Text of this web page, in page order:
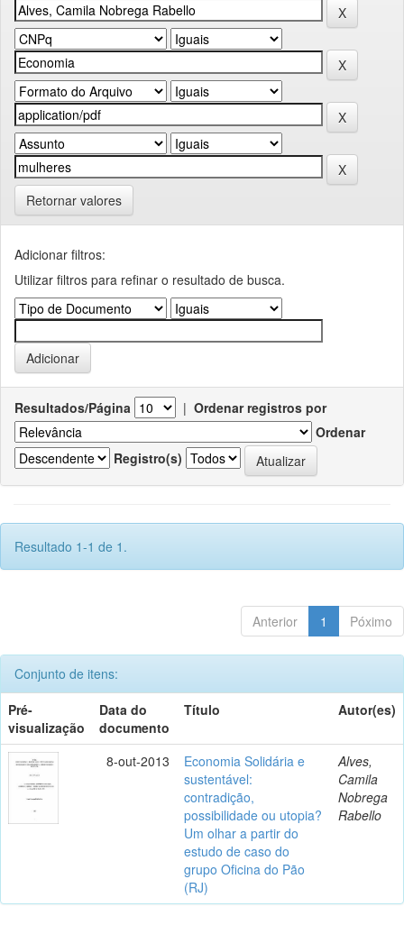
Retornar valores
Adicionar filtros:
Utilizar filtros para refinar o resultado de busca.
Resultados/Página | Ordenar registros por
Ordenar
Registro(s)
Resultado 1-1 de 1.
Anterior 1 Póximo
Conjunto de itens:
Pré-
visualização
Data do
documento
Título Autor(es)
8-out-2013
Economia Solidária e
sustentável:
contradição,
possibilidade ou utopia?
Um olhar a partir do
estudo de caso do
grupo Oficina do Pão
(RJ)
Alves,
Camila
Nobrega
Rabello